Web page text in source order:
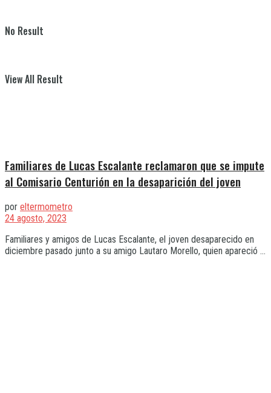
No Result
View All Result
Familiares de Lucas Escalante reclamaron que se impute
al Comisario Centurión en la desaparición del joven
por eltermometro
24 agosto, 2023
Familiares y amigos de Lucas Escalante, el joven desaparecido en
diciembre pasado junto a su amigo Lautaro Morello, quien apareció ...